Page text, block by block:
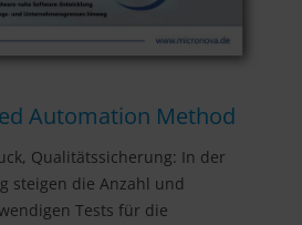
Automation Method
Qualitätssicherung: In der
steigen die Anzahl und
Tests für die